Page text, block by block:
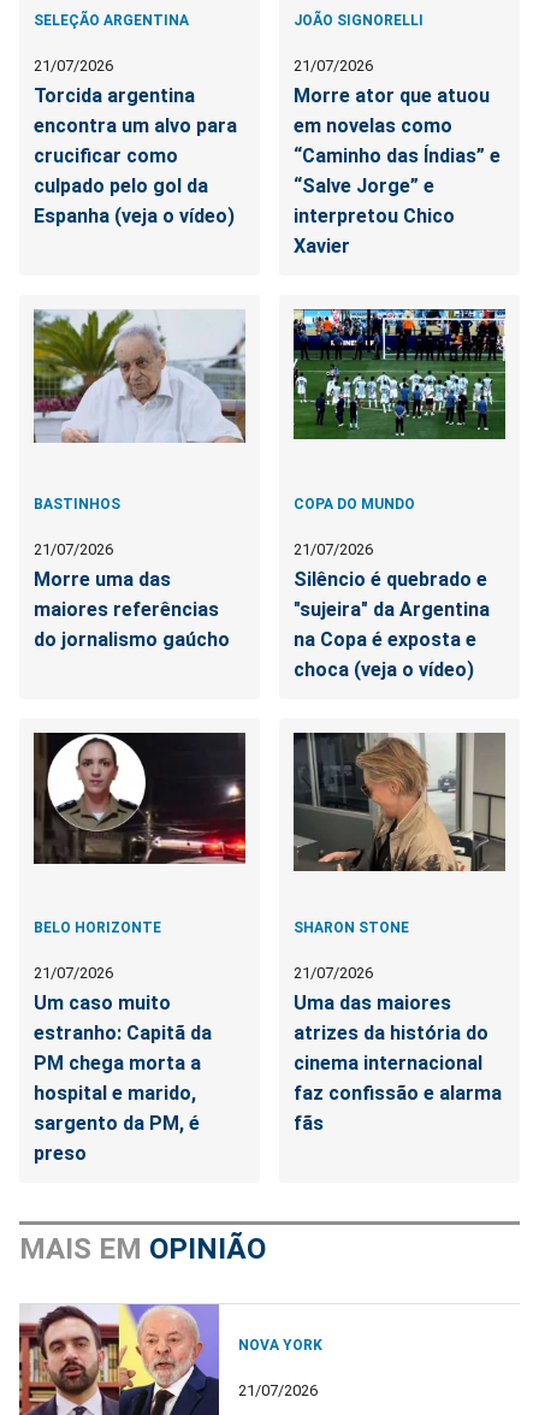
SELEÇÃO ARGENTINA
21/07/2026
Torcida argentina
encontra um alvo para
crucificar como
culpado pelo gol da
Espanha (veja o vídeo)
JOÃO SIGNORELLI
21/07/2026
Morre ator que atuou
em novelas como
“Caminho das Índias” e
“Salve Jorge” e
interpretou Chico
Xavier
BASTINHOS
21/07/2026
Morre uma das
maiores referências
do jornalismo gaúcho
COPA DO MUNDO
21/07/2026
Silêncio é quebrado e
"sujeira" da Argentina
na Copa é exposta e
choca (veja o vídeo)
BELO HORIZONTE
21/07/2026
Um caso muito
estranho: Capitã da
PM chega morta a
hospital e marido,
sargento da PM, é
preso
SHARON STONE
21/07/2026
Uma das maiores
atrizes da história do
cinema internacional
faz confissão e alarma
fãs
MAIS EM OPINIÃO
NOVA YORK
21/07/2026